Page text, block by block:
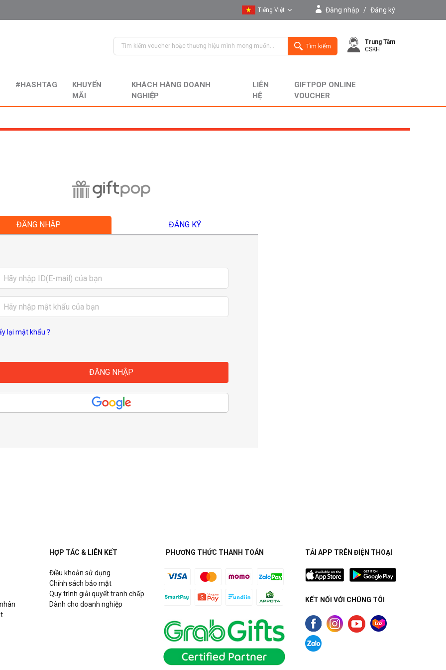
Tiếng Việt
English
Đăng nhập / Đăng ký
Tìm kiếm
Trung Tâm
CSKH
#HASHTAG
KHUYẾN
MÃI
KHÁCH HÀNG DOANH
NGHIỆP
LIÊN
HỆ
GIFTPOP ONLINE
VOUCHER
ĐĂNG NHẬP ĐĂNG KÝ
lại mật khẩu ?
HỢP TÁC & LIÊN KẾT
Điều khoản sử dụng
Chính sách bảo mật
Quy trình giải quyết tranh chấp
Dành cho doanh nghiệp
PHƯƠNG THỨC THANH TOÁN TẢI APP TRÊN ĐIỆN THOẠI
KẾT NỐI VỚI CHÚNG TÔI